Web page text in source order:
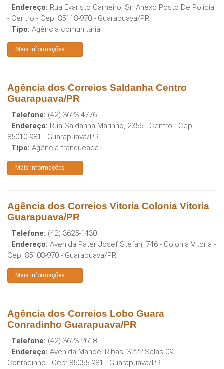
Endereço: Rua Evaristo Carneiro, Sn Anexo Posto De Policia
- Centro - Cep: 85118-970 - Guarapuava/PR
Tipo: Agência comunitária
Mais Informações
Agência dos Correios Saldanha Centro
Guarapuava/PR
Telefone: (42) 3623-4776
Endereço: Rua Saldanha Marinho, 2356 - Centro - Cep:
85010-981 - Guarapuava/PR
Tipo: Agência franqueada
Mais Informações
Agência dos Correios Vitoria Colonia Vitoria
Guarapuava/PR
Telefone: (42) 3625-1430
Endereço: Avenida Pater Josef Stefan, 746 - Colonia Vitoria -
Cep: 85108-970 - Guarapuava/PR
Mais Informações
Agência dos Correios Lobo Guara
Conradinho Guarapuava/PR
Telefone: (42) 3623-2618
Endereço: Avenida Manoel Ribas, 3222 Salas 09 -
Conradinho - Cep: 85055-981 - Guarapuava/PR